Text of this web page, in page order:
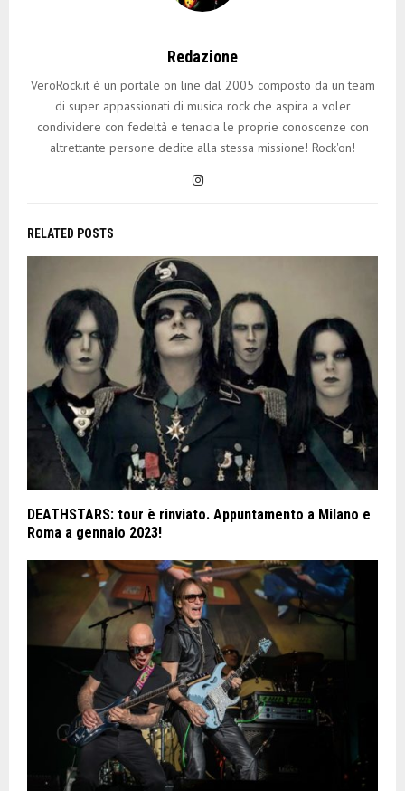
Redazione
VeroRock.it è un portale on line dal 2005 composto da un team
di super appassionati di musica rock che aspira a voler
condividere con fedeltà e tenacia le proprie conoscenze con
altrettante persone dedite alla stessa missione! Rock'on!
RELATED POSTS
DEATHSTARS: tour è rinviato. Appuntamento a Milano e
Roma a gennaio 2023!